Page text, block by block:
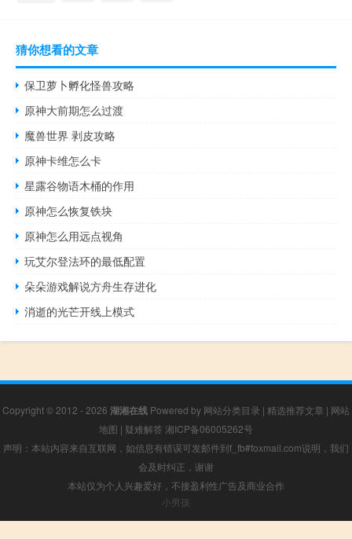
猜你想看的文章
保卫萝卜孵化怪兽攻略
原神大前期怎么过渡
魔兽世界 剥皮攻略
原神卡维怎么卡
星露谷物语木桶的作用
原神怎么恢复铁块
原神怎么用远点视角
玩艾尔登法环的最低配置
朵朵游戏解说方舟生存进化
消逝的光芒开线上模式
Copyright © 2012 - 2026 湖湘在线 Powered by 网站分类目录 | 精选推荐文章 | 网站
地图 | 疑难解答 湘ICP备06005262号
声明：本站内容来自互联网，如信息有错误可发邮件到f_fb#foxmail.com说明，我们
会及时纠正，谢谢
本站仅为个人兴趣爱好，不接盈利性广告及商业合作
小男孩